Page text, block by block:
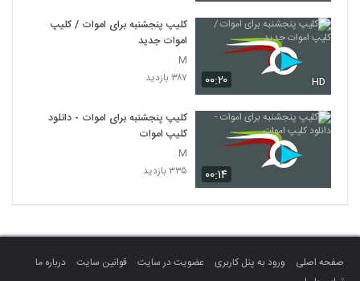
۰۰:۲۰ HD
کلیپ پنجشنبه برای اموات / کلیپ
اموات جدید
M
۳۸۷ بازدید
۰۰:۱۴
کلیپ پنجشنبه برای اموات - دانلود
کلیپ اموات
M
۳۳۵ بازدید
صفحه اصلی ورود به پنل کاربری عضویت در سایت قوانین سایت
درباره ما